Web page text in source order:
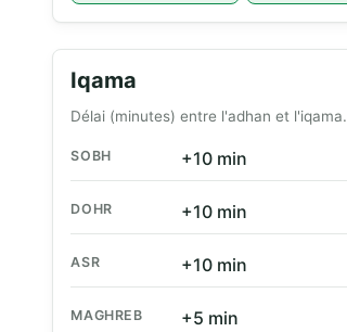
Iqama
Délai (minutes) entre l'adhan et l'iqama.
SOBH +10 min
DOHR +10 min
ASR +10 min
MAGHREB +5 min